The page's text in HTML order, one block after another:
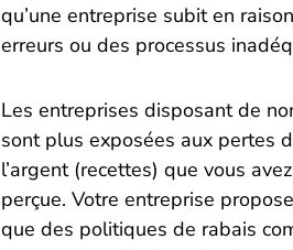
qu’une entreprise subit en
erreurs ou des processus
Les entreprises disposant de
sont plus exposées aux pertes
l’argent (recettes) que vous
perçue. Votre entreprise
que des politiques de rabais